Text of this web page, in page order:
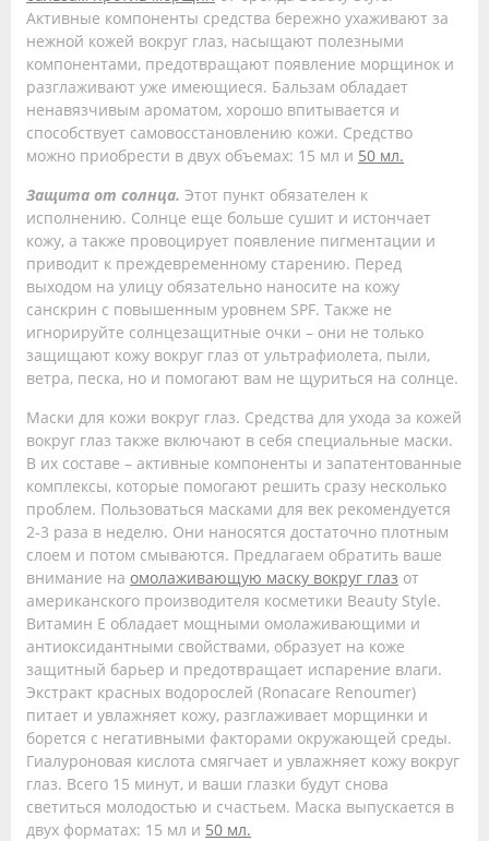
Активные компоненты средства бережно ухаживают за
нежной кожей вокруг глаз, насыщают полезными
компонентами, предотвращают появление морщинок и
разглаживают уже имеющиеся. Бальзам обладает
ненавязчивым ароматом, хорошо впитывается и
способствует самовосстановлению кожи. Средство
можно приобрести в двух объемах: 15 мл и 50 мл.
Защита от солнца. Этот пункт обязателен к
исполнению. Солнце еще больше сушит и истончает
кожу, а также провоцирует появление пигментации и
приводит к преждевременному старению. Перед
выходом на улицу обязательно наносите на кожу
санскрин с повышенным уровнем SPF. Также не
игнорируйте солнцезащитные очки – они не только
защищают кожу вокруг глаз от ультрафиолета, пыли,
ветра, песка, но и помогают вам не щуриться на солнце.
Маски для кожи вокруг глаз. Средства для ухода за кожей
вокруг глаз также включают в себя специальные маски.
В их составе – активные компоненты и запатентованные
комплексы, которые помогают решить сразу несколько
проблем. Пользоваться масками для век рекомендуется
2-3 раза в неделю. Они наносятся достаточно плотным
слоем и потом смываются. Предлагаем обратить ваше
внимание на омолаживающую маску вокруг глаз от
американского производителя косметики Beauty Style.
Витамин Е обладает мощными омолаживающими и
антиоксидантными свойствами, образует на коже
защитный барьер и предотвращает испарение влаги.
Экстракт красных водорослей (Ronacare Renoumer)
питает и увлажняет кожу, разглаживает морщинки и
борется с негативными факторами окружающей среды.
Гиалуроновая кислота смягчает и увлажняет кожу вокруг
глаз. Всего 15 минут, и ваши глазки будут снова
светиться молодостью и счастьем. Маска выпускается в
двух форматах: 15 мл и 50 мл.